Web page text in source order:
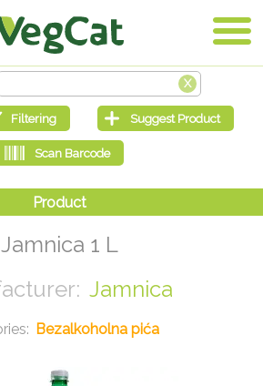
Jamnica 1 L
Jamnica
Bezalkoholna pića